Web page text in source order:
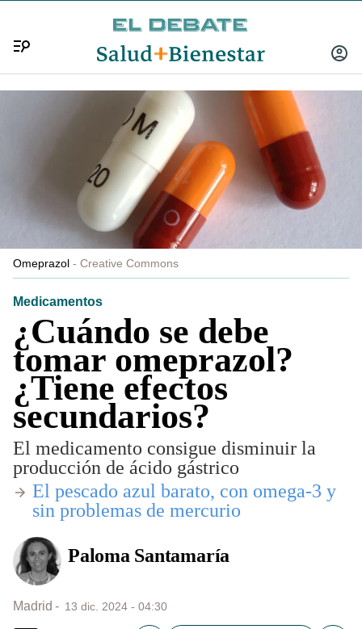
INICIAR
Omeprazol Creative Commons
Medicamentos
¿Cuándo se debe
tomar omeprazol?
¿Tiene efectos
secundarios?
El medicamento consigue disminuir la
producción de ácido gástrico
​El pescado azul barato, con omega-3 y
sin problemas de mercurio
Paloma Santamaría
Madrid 13 dic. 2024 - 04:30